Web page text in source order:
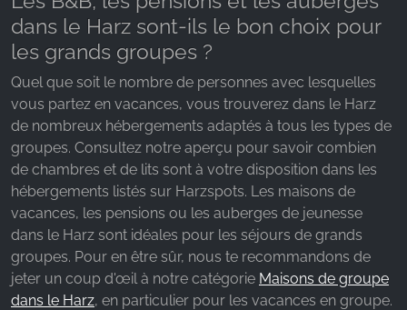
dans le Harz sont-ils le bon choix pour
les grands groupes ?
Quel que soit le nombre de personnes avec lesquelles
vous partez en vacances, vous trouverez dans le Harz
de nombreux hébergements adaptés à tous les types de
groupes. Consultez notre aperçu pour savoir combien
de chambres et de lits sont à votre disposition dans les
hébergements listés sur Harzspots. Les maisons de
vacances, les pensions ou les auberges de jeunesse
dans le Harz sont idéales pour les séjours de grands
groupes. Pour en être sûr, nous te recommandons de
jeter un coup d'œil à notre catégorie Maisons de groupe
dans le Harz, en particulier pour les vacances en groupe.